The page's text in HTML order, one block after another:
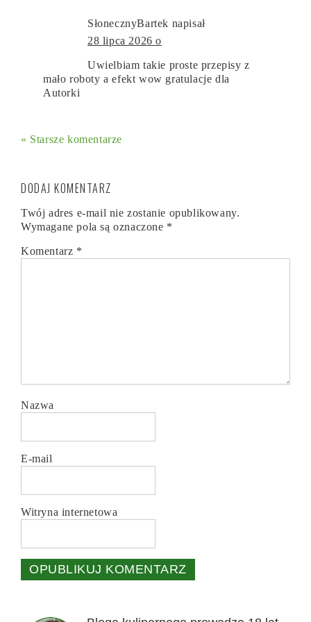
SłonecznyBartek napisał
28 lipca 2026 o
Uwielbiam takie proste przepisy z
mało roboty a efekt wow gratulacje dla
Autorki
« Starsze komentarze
DODAJ KOMENTARZ
Twój adres e-mail nie zostanie opublikowany.
Wymagane pola są oznaczone *
Komentarz *
Nazwa
E-mail
Witryna internetowa